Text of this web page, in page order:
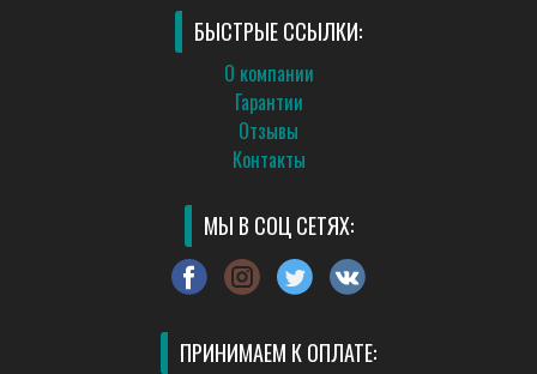
БЫСТРЫЕ ССЫЛКИ:
О компании
Гарантии
Отзывы
Контакты
МЫ В СОЦ СЕТЯХ:
ПРИНИМАЕМ К ОПЛАТЕ: